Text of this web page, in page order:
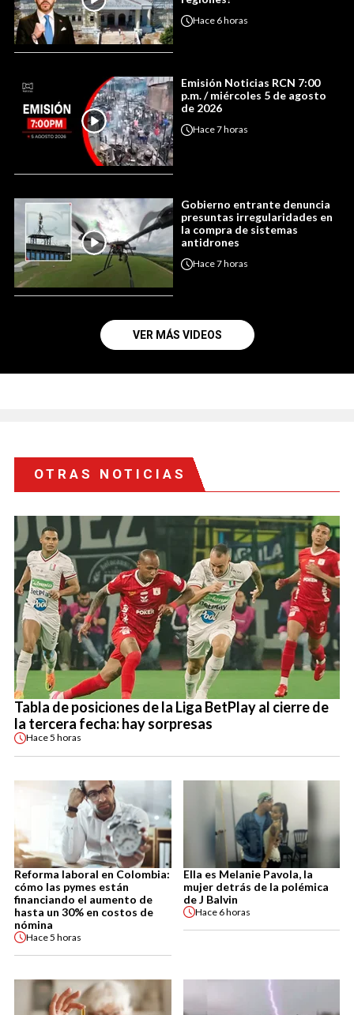
Hace 6 horas
Emisión Noticias RCN 7:00
p.m. / miércoles 5 de agosto
de 2026
Hace7 horas
Gobierno entrante denuncia
presuntas irregularidades en
la compra de sistemas
antidrones
Hace7 horas
VER MÁS VIDEOS
OTRAS NOTICIAS
Tabla de posiciones de la Liga BetPlay al cierre de
la tercera fecha: hay sorpresas
Hace5 horas
Reforma laboral en Colombia:
cómo las pymes están
financiando el aumento de
hasta un 30% en costos de
nómina
Hace5 horas
Ella es Melanie Pavola, la
mujer detrás de la polémica
de J Balvin
Hace 6 horas